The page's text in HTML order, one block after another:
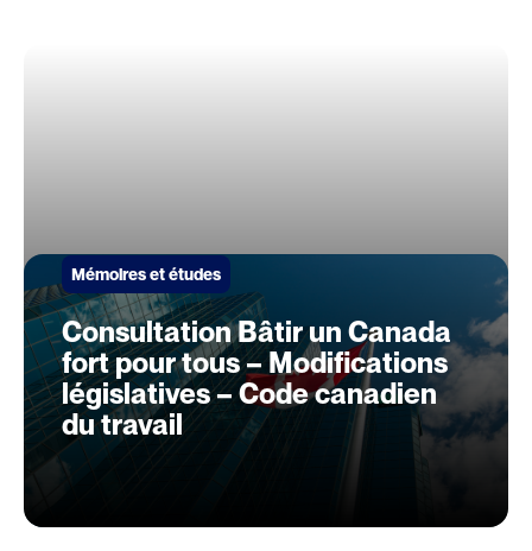
Mémoires et études
Consultation Bâtir un Canada
fort pour tous – Modifications
législatives – Code canadien
du travail